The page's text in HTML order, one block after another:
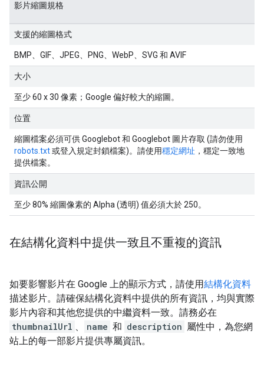
影片縮圖規格
支援的縮圖格式
BMP、GIF、JPEG、PNG、WebP、SVG 和 AVIF
大小
至少 60 x 30 像素；Google 偏好較大的縮圖。
位置
縮圖檔案必須可供 Googlebot 和 Googlebot 圖片存取 (請勿使用
robots.txt或登入規定封鎖檔案)。請使用穩定網址 ，穩定一致地
提供檔案。
資訊公開
至少 80% 縮圖像素的 Alpha (透明) 值必須大於 250。
在結構化資料中提供一致且不重複的資訊
如要影響影片在 Google 上的顯示方式，請使用結構化資料
描述影片。請確保結構化資料中提供的所有資訊，均與實際
影片內容和其他您提供的中繼資料一致。請務必在
thumbnailUrl 、 name 和 description 屬性中，為您網
站上的每一部影片提供專屬資訊。